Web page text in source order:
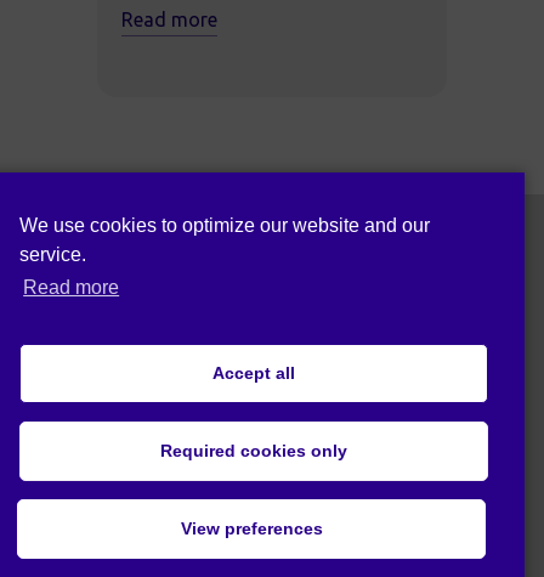
We use cookies to optimize our website and our
service.
Read more
Accept all
Required cookies only
View preferences
Read more
Este projeto recebeu financiamento do
H2020 da União Europeia através do
© 2020 Act4Eco. Todos os direitos reservados.